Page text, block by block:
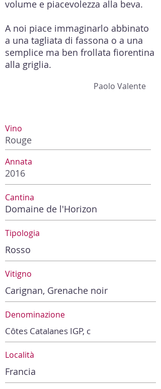
volume e piacevolezza alla beva.
A noi piace immaginarlo abbinato
a una tagliata di fassona o a una
semplice ma ben frollata fiorentina
alla griglia.
Paolo Valente
Vino
Rouge
Annata
2016
Cantina
Domaine de l'Horizon
Tipologia
Rosso
Vitigno
Carignan, Grenache noir
Denominazione
Côtes Catalanes IGP, c
Località
Francia